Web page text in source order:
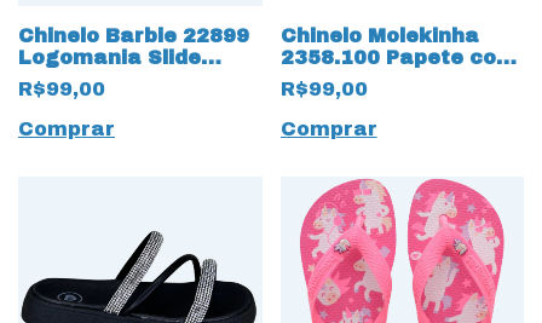
Chinelo Barbie 22899
Logomania Slide
17510 Rosa
R$99,00
Comprar
Chinelo Molekinha
2358.100 Papete com
Strass 17481 Creme
R$99,00
Comprar